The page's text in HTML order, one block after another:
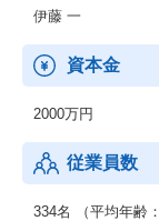
安全を確認する臨
社会に貢献します。
伊藤 一
資本金
2000万円
従業員数
334名 （平均年齢